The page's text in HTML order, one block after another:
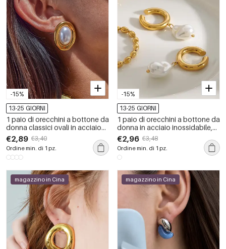
-15%
13-25 GIORNI
1 paio di orecchini a bottone da
donna classici ovali in acciaio
inossidabile color oro
impermeabili
€2,89 €3,40
Ordine min. di 1 pz.
-15%
13-25 GIORNI
1 paio di orecchini a bottone da
donna in acciaio inossidabile,
rotondi, irregolari, impermeabili,
color oro, della serie classica
€2,96 €3,48
Ordine min. di 1 pz.
magazzino in Cina magazzino in Cina